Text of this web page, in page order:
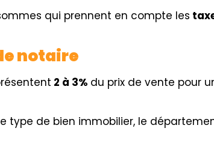
qui prennent en compte les
notaire
2 à 3% du prix de vente pour
type de bien immobilier, le